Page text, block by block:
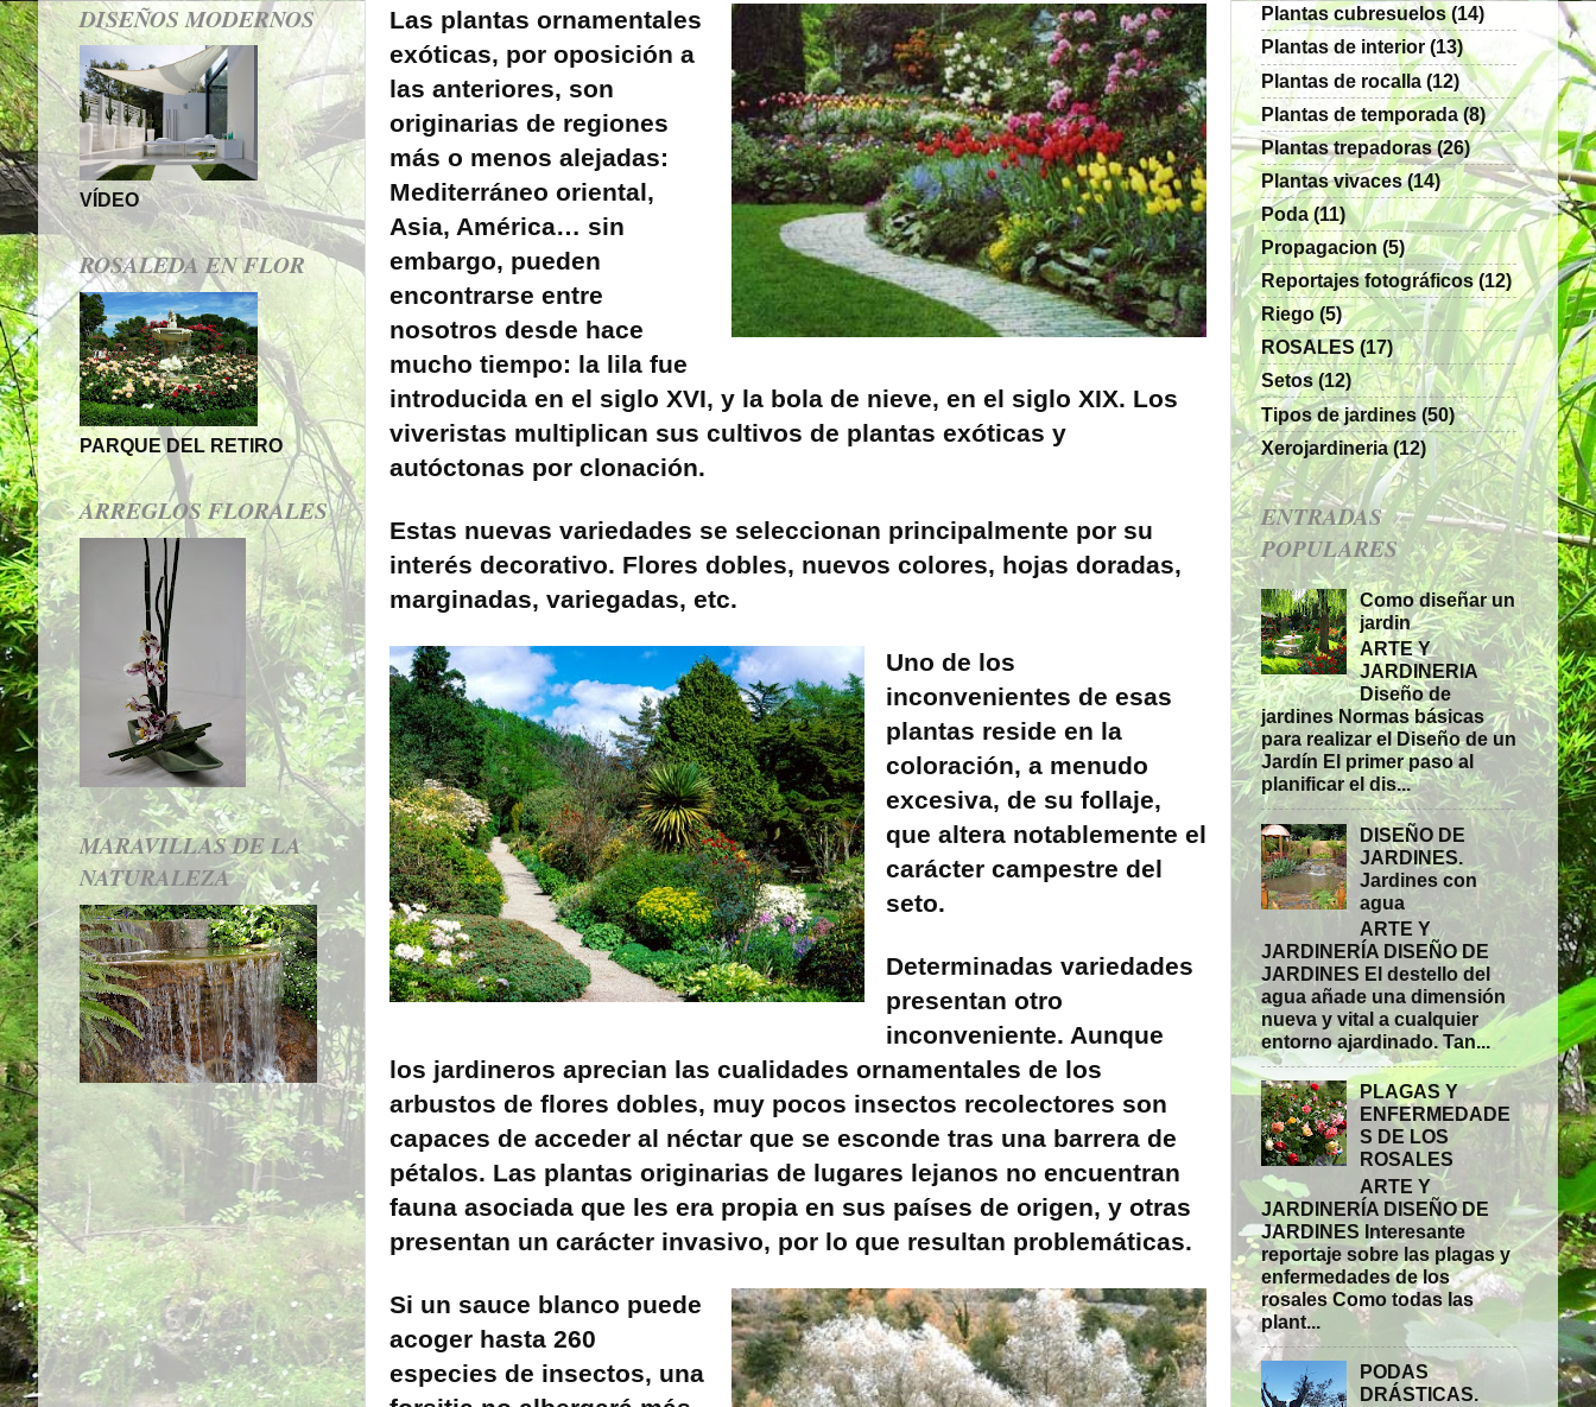
Las plantas ornamentales
exóticas, por oposición a
las anteriores, son
originarias de regiones
más o menos alejadas:
Mediterráneo oriental,
Asia, América… sin
embargo, pueden
encontrarse entre
nosotros desde hace
mucho tiempo: la lila fue
introducida en el siglo XVI, y la bola de nieve, en el siglo XIX. Los
viveristas multiplican sus cultivos de plantas exóticas y
autóctonas por clonación.
Estas nuevas variedades se seleccionan principalmente por su
interés decorativo. Flores dobles, nuevos colores, hojas doradas,
marginadas, variegadas, etc.
Uno de los
inconvenientes de esas
plantas reside en la
coloración, a menudo
excesiva, de su follaje,
que altera notablemente el
carácter campestre del
seto.
Determinadas variedades
presentan otro
inconveniente. Aunque
los jardineros aprecian las cualidades ornamentales de los
arbustos de flores dobles, muy pocos insectos recolectores son
capaces de acceder al néctar que se esconde tras una barrera de
pétalos. Las plantas originarias de lugares lejanos no encuentran
fauna asociada que les era propia en sus países de origen, y otras
presentan un carácter invasivo, por lo que resultan problemáticas.
Si un sauce blanco puede
acoger hasta 260
especies de insectos, una
DISEÑOS MODERNOS
VÍDEO
ROSALEDA EN FLOR
PARQUE DEL RETIRO
ARREGLOS FLORALES
MARAVILLAS DE LA
NATURALEZA
Plantas cubresuelos (14)
Plantas de interior (13)
Plantas de rocalla (12)
Plantas de temporada (8)
Plantas trepadoras (26)
Plantas vivaces (14)
Poda (11)
Propagacion (5)
Reportajes fotográficos (12)
Riego (5)
ROSALES (17)
Setos (12)
Tipos de jardines (50)
Xerojardineria (12)
ENTRADAS
POPULARES
Como diseñar un
jardin
ARTE Y
JARDINERIA
Diseño de
jardines Normas básicas
para realizar el Diseño de un
Jardín El primer paso al
planificar el dis...
DISEÑO DE
JARDINES.
Jardines con
agua
ARTE Y
JARDINERÍA DISEÑO DE
JARDINES El destello del
agua añade una dimensión
nueva y vital a cualquier
entorno ajardinado. Tan...
PLAGAS Y
ENFERMEDADE
S DE LOS
ROSALES
ARTE Y
JARDINERÍA DISEÑO DE
JARDINES Interesante
reportaje sobre las plagas y
enfermedades de los
rosales Como todas las
plant...
PODAS
DRÁSTICAS.